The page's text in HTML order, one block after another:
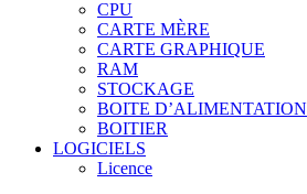
CPU
CARTE MÈRE
CARTE GRAPHIQUE
RAM
STOCKAGE
BOITE D’ALIMENTATION
BOITIER
LOGICIELS
Licence